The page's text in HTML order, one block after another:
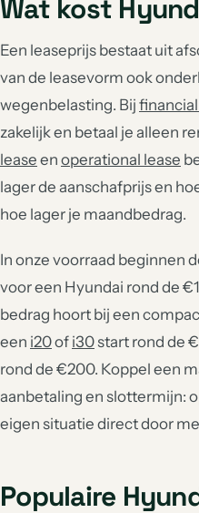
Wat kost
Een leaseprijs bestaat uit
van de leasevorm ook
wegenbelasting. Bij
zakelijk en betaal je alleen
lease en operational lease
lager de aanschafprijs en
hoe lager je maandbedrag.
In onze voorraad beginnen
voor een Hyundai rond de
bedrag hoort bij een
een i20of i30start rond de
rond de €200. Koppel een
aanbetaling en slottermijn:
eigen situatie direct door
Populaire